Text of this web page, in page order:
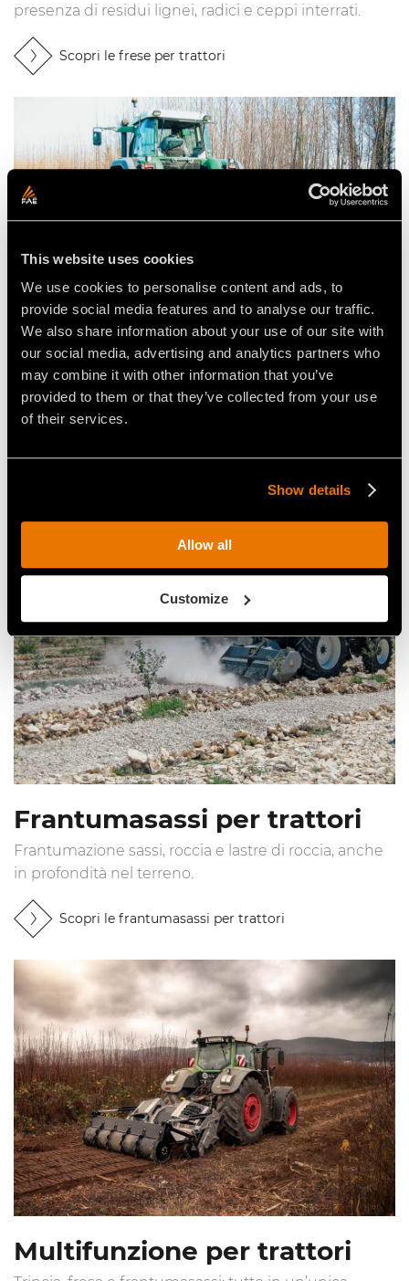
This website uses cookies
We use cookies to personalise content and ads, to
provide social media features and to analyse our traffic.
We also share information about your use of our site with
our social media, advertising and analytics partners who
may combine it with other information that you’ve
provided to them or that they’ve collected from your use
of their services.
Show details
Allow all
Customize
presenza di residui lignei, radici e ceppi interrati.
Scopri le frese per trattori
Fresaceppi per trattori
Fresatura in profondità di ceppi interrati, anche di
Frantumasassi per trattori
Frantumazione sassi, roccia e lastre di roccia, anche
in profondità nel terreno.
Scopri le frantumasassi per trattori
Multifunzione per trattori